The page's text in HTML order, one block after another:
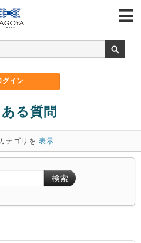
る質問
テゴリを 表示
検索